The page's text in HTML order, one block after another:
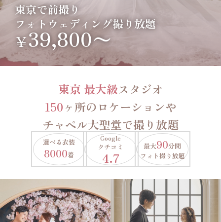
東京で前撮り
フォトウェディング撮り放題
￥39,800〜
東京 最大級スタジオ
150ヶ所のロケーションや
チャペル大聖堂で撮り放題
選べる衣装
8000着
Google
クチコミ
4.7
最大90分間
フォト撮り放題